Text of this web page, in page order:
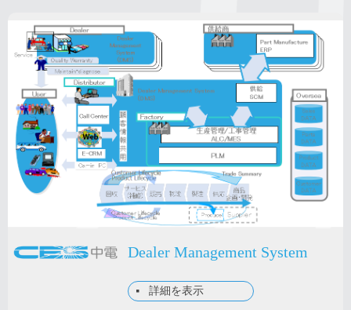
Dealer Management System
넷 詳細を表示